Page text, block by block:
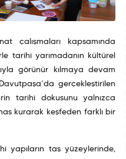
çalışmaları kapsamında
tarihî yarımadanın kültürel
görünür kılmaya devam
gerçekleştirilen
tarihî dokusunu yalnızca
kurarak keşfeden farklı bir
yapıların taş yüzeylerinde,